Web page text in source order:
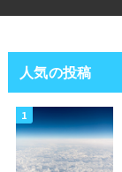
人気の投稿